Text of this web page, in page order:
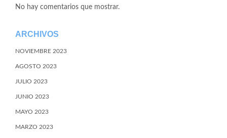
No hay comentarios que mostrar.
ARCHIVOS
NOVIEMBRE 2023
AGOSTO 2023
JULIO 2023
JUNIO 2023
MAYO 2023
MARZO 2023